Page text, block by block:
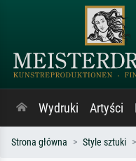
Wydruki Artyści
Strona główna Style sztuki